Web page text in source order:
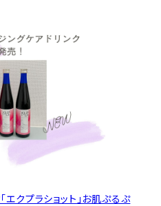
エクプラショット」お肌ぷるぷ